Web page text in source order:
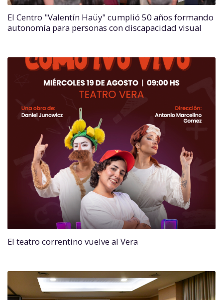
El Centro "Valentín Haüy" cumplió 50 años formando
autonomía para personas con discapacidad visual
El teatro correntino vuelve al Vera